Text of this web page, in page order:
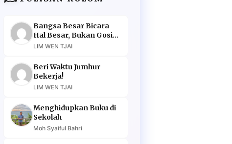
Bangsa Besar Bicara
Hal Besar, Bukan Gosip
Murahan
LIM WEN TJAI
Beri Waktu Jumhur
Bekerja!
LIM WEN TJAI
Menghidupkan Buku di
Sekolah
Moh Syaiful Bahri